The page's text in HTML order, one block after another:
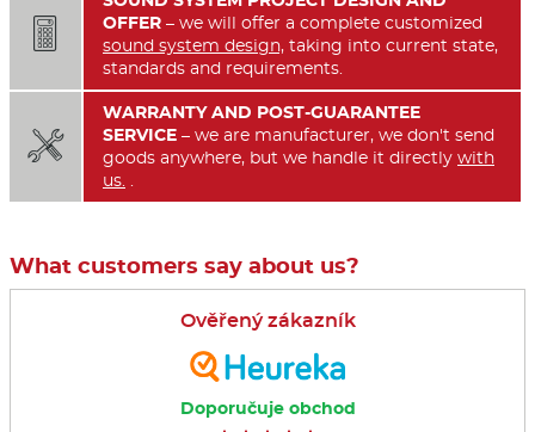

OFFER – we will offer a complete customized
sound system design, taking into current state,
standards and requirements.

WARRANTY AND POST-GUARANTEE
SERVICE – we are manufacturer, we don't send
goods anywhere, but we handle it directly with
us. .
What customers say about us?
Ověřený zákazník
Doporučuje obchod